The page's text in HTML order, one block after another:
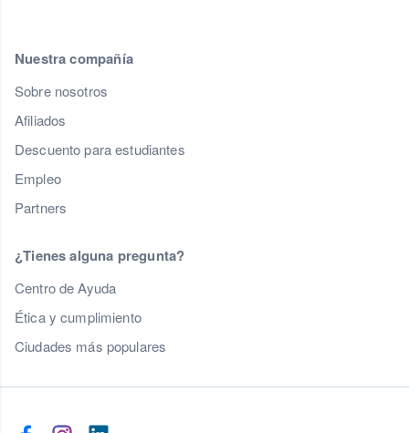
Nuestra compañía
Sobre nosotros
Afiliados
Descuento para estudiantes
Empleo
Partners
¿Tienes alguna pregunta?
Centro de Ayuda
Ética y cumplimiento
Ciudades más populares